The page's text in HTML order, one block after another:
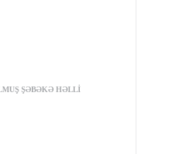
ŞƏBƏKƏ HƏLLI